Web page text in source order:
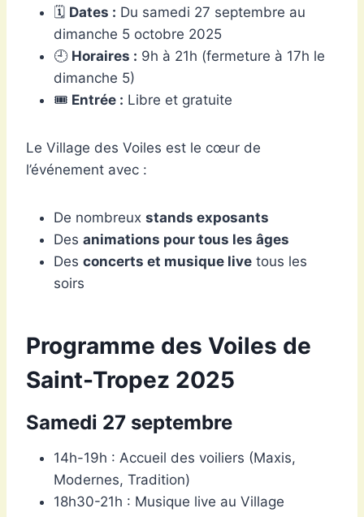
🗓️ Dates : Du samedi 27 septembre au
dimanche 5 octobre 2025
🕘 Horaires : 9h à 21h (fermeture à 17h le
dimanche 5)
🎟️ Entrée : Libre et gratuite
Le Village des Voiles est le cœur de
l’événement avec :
De nombreux stands exposants
Des animations pour tous les âges
Des concerts et musique live tous les
soirs
Programme des Voiles de
Saint-Tropez 2025
Samedi 27 septembre
14h-19h : Accueil des voiliers (Maxis,
Modernes, Tradition)
18h30-21h : Musique live au Village